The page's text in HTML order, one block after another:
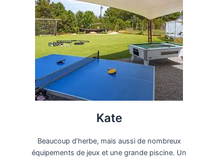
Kate
Beaucoup d’herbe, mais aussi de nombreux
équipements de jeux et une grande piscine. Un